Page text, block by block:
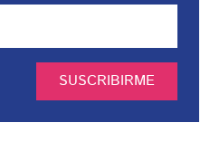
SUSCRIBIRME